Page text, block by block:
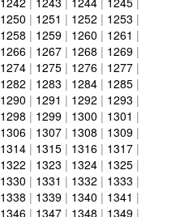
1250 | 1251 | 1252 | 1253 |
1258 | 1259 | 1260 | 1261 |
1266 | 1267 | 1268 | 1269 |
1274 | 1275 | 1276 | 1277 |
1282 | 1283 | 1284 | 1285 |
1290 | 1291 | 1292 | 1293 |
1298 | 1299 | 1300 | 1301 |
1306 | 1307 | 1308 | 1309 |
1314 | 1315 | 1316 | 1317 |
1322 | 1323 | 1324 | 1325 |
1330 | 1331 | 1332 | 1333 |
1338 | 1339 | 1340 | 1341 |
1346 | 1347 | 1348 | 1349 |